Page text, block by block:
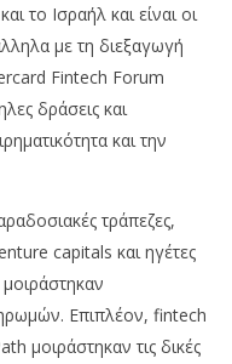
το Ισραήλ και είναι οι
με τη διεξαγωγή
Fintech Forum
δράσεις και
και την
τράπεζες,
capitals και ηγέτες
Επιπλέον, fintech
μοιράστηκαν τις δικές